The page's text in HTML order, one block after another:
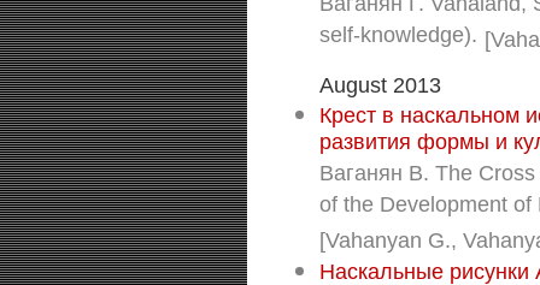
Ваганян Г.
self-knowledge).
August 2013
Крест в наскальном
развития формы и
Ваганян В. The
of the Development
[Vahanyan G.,
Наскальные рисунки